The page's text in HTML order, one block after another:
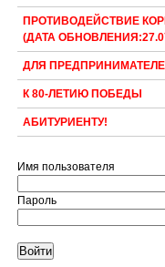
ПРОТИВОДЕЙСТВИЕ
(ДАТА
ДЛЯ
К 80-ЛЕТИЮ ПОБЕДЫ
АБИТУРИЕНТУ!
Имя пользователя
Пароль